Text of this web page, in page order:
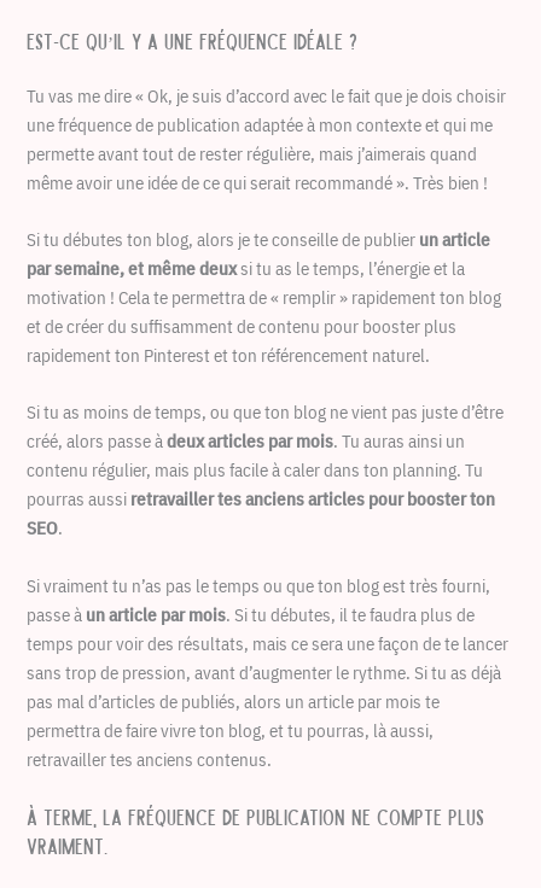
Est-ce qu’il y a une fréquence idéale ?
Tu vas me dire « Ok, je suis d’accord avec le fait que je dois choisir
une fréquence de publication adaptée à mon contexte et qui me
permette avant tout de rester régulière, mais j’aimerais quand
même avoir une idée de ce qui serait recommandé ». Très bien !
Si tu débutes ton blog, alors je te conseille de publier un article
par semaine, et même deuxsi tu as le temps, l’énergie et la
motivation ! Cela te permettra de « remplir » rapidement ton blog
et de créer du suffisamment de contenu pour booster plus
rapidement ton Pinterest et ton référencement naturel.
Si tu as moins de temps, ou que ton blog ne vient pas juste d’être
créé, alors passe àdeux articles par mois. Tu auras ainsi un
contenu régulier, mais plus facile à caler dans ton planning. Tu
pourras aussi retravailler tes anciens articles pour booster ton
SEO.
Si vraiment tu n’as pas le temps ou que ton blog est très fourni,
passe à un article par mois. Si tu débutes, il te faudra plus de
temps pour voir des résultats, mais ce sera une façon de te lancer
sans trop de pression, avant d’augmenter le rythme. Si tu as déjà
pas mal d’articles de publiés, alors un article par mois te
permettra de faire vivre ton blog, et tu pourras, là aussi,
retravailler tes anciens contenus.
À terme, la fréquence de publication ne compte plus
vraiment.